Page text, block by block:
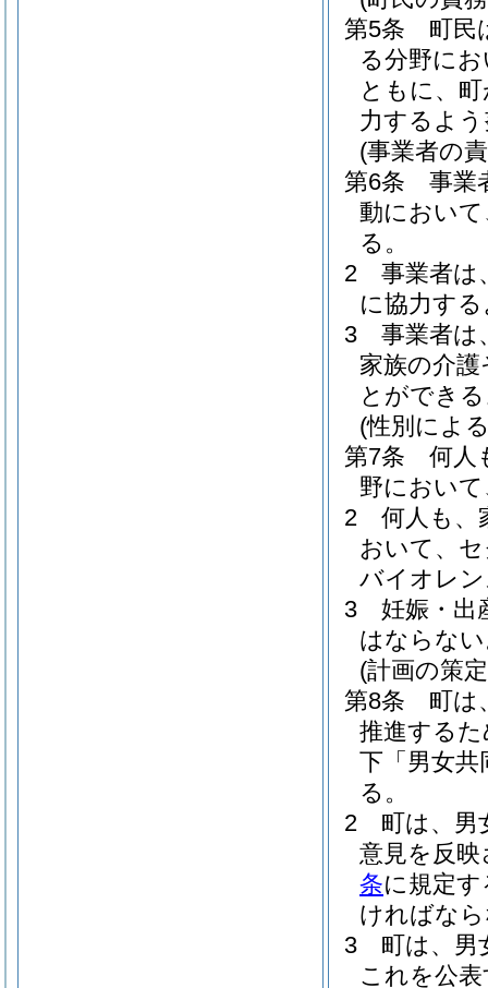
第5条
町民
る分野に
ともに、
力するよ
(事業者の
第6条
事業
動におい
る。
2
事業者は
に協力す
3
事業者は
家族の介
とができ
(性別によ
第7条
何人
野におい
2
何人も、
おいて、
バイオレ
3
妊娠・出
はならな
(計画の策
第8条
町は
推進する
下「男女共
る。
2
町は、男
意見を反
条に規定
ければな
3
町は、男
これを公